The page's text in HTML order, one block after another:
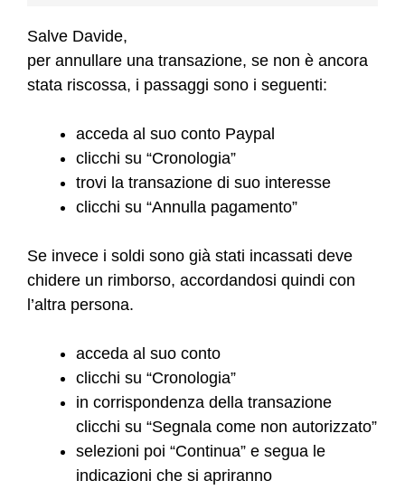
Salve Davide,
per annullare una transazione, se non è ancora
stata riscossa, i passaggi sono i seguenti:
acceda al suo conto Paypal
clicchi su “Cronologia”
trovi la transazione di suo interesse
clicchi su “Annulla pagamento”
Se invece i soldi sono già stati incassati deve
chidere un rimborso, accordandosi quindi con
l’altra persona.
acceda al suo conto
clicchi su “Cronologia”
in corrispondenza della transazione
clicchi su “Segnala come non autorizzato”
selezioni poi “Continua” e segua le
indicazioni che si apriranno